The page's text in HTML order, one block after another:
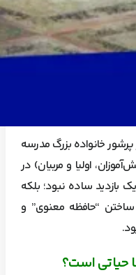
پرشور خانواده بزرگ مدرسه
اولیا و مربیان) در
ساده نبود؛ بلکه
ساختن “حافظه معنوی” و
حیاتی است؟